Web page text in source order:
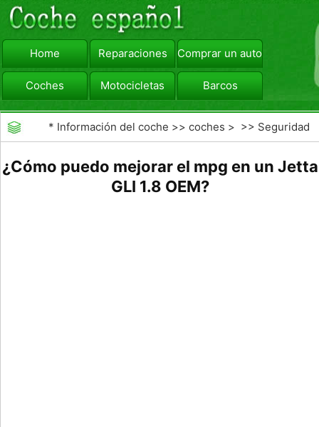
Home Reparaciones Comprar un automóvil
Coches Motocicletas Barcos
viajar Camiones
* Información del coche >>coches > >> Seguridad
¿Cómo puedo mejorar el mpg en un Jetta
GLI 1.8 OEM?